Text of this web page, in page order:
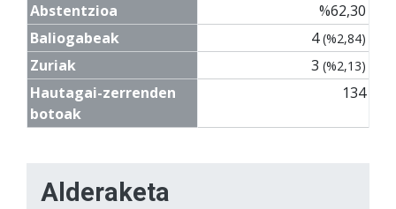
Abstentzioa
%62,30
Baliogabeak
4(%2,84)
Zuriak 3 (%2,13)
Hautagai-zerrenden
botoak
134
Alderaketa